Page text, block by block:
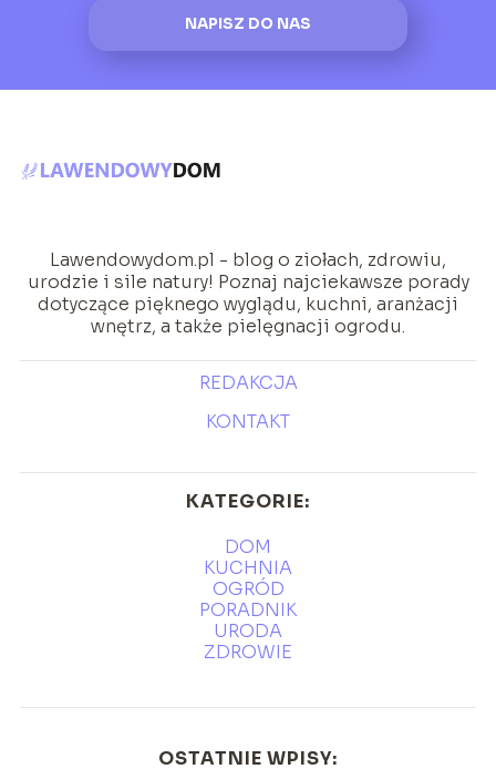
NAPISZ DO NAS
Lawendowydom.pl - blog o ziołach, zdrowiu,
urodzie i sile natury! Poznaj najciekawsze porady
dotyczące pięknego wyglądu, kuchni, aranżacji
wnętrz, a także pielęgnacji ogrodu.
REDAKCJA
KONTAKT
KATEGORIE:
DOM
KUCHNIA
OGRÓD
PORADNIK
URODA
ZDROWIE
OSTATNIE WPISY: